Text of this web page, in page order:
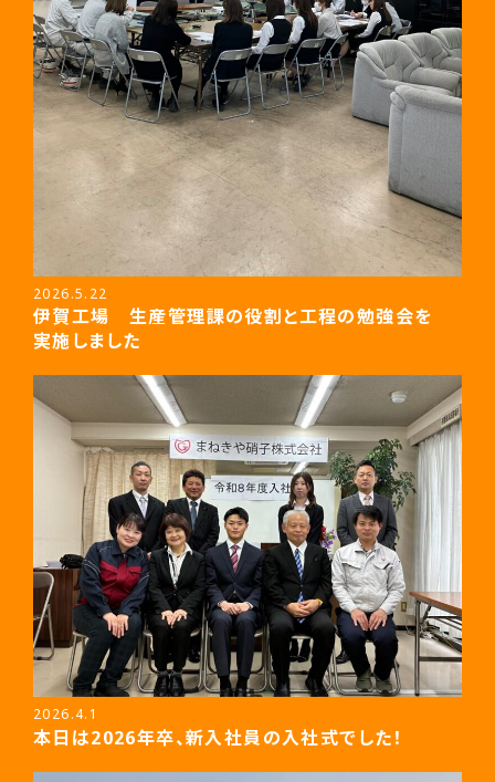
2026.5.22
伊賀工場 生産管理課の役割と工程の勉強会を
実施しました
2026.4.1
本日は2026年卒、新入社員の入社式でした！